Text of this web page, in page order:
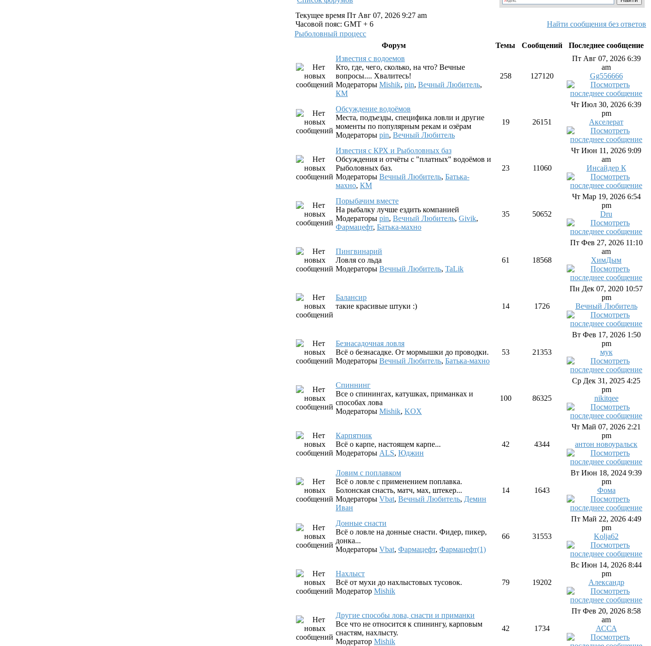
Текущее время Пт Авг 07, 2026 9:27 am
Часовой пояс: GMT + 6
Найти сообщения без ответов
Рыболовный процесс
Форум
Темы Сообщений
Последнее сообщение
Известия с водоемов
Кто, где, чего, сколько, на что? Вечные
вопросы.... Хвалитесь!
Модераторы Mishik, pin, Вечный Любитель,
КМ
258 127120
Пт Авг 07, 2026 6:39
am
Gg556666
Обсуждение водоёмов
Места, подъезды, специфика ловли и другие
моменты по популярным рекам и озёрам
Модераторы pin, Вечный Любитель
19 26151
Чт Июл 30, 2026 6:39
pm
Акселерат
Известия с КРХ и Рыболовных баз
Обсуждения и отчёты с "платных" водоёмов и
Рыболовных баз.
Модераторы Вечный Любитель, Батька-
махно, КМ
23 11060
Чт Июн 11, 2026 9:09
am
Инсайдер К
Порыбачим вместе
На рыбалку лучше ездить компанией
Модераторы pin, Вечный Любитель, Givik,
Фармацефт, Батька-махно
35 50652
Чт Мар 19, 2026 6:54
pm
Dru
Пингвинарий
Ловля со льда
Модераторы Вечный Любитель, TaLik
61 18568
Пт Фев 27, 2026 11:10
am
ХимДым
Балансир
такие красивые штуки :)
14 1726
Пн Дек 07, 2020 10:57
pm
Вечный Любитель
Безнасадочная ловля
Всё о безнасадке. От мормышки до проводки.
Модераторы Вечный Любитель, Батька-махно
53 21353
Вт Фев 17, 2026 1:50
pm
мук
Спиннинг
Все о спинингах, катушках, приманках и
способах лова
Модераторы Mishik, KOX
100 86325
Ср Дек 31, 2025 4:25
pm
nikitqee
Карпятник
Всё о карпе, настоящем карпе...
Модераторы ALS, Юджин
42 4344
Чт Май 07, 2026 2:21
pm
антон новоуральск
Ловим с поплавком
Всё о ловле с применением поплавка.
Болонская снасть, матч, мах, штекер...
Модераторы Vbat, Вечный Любитель, Демин
Иван
14 1643
Вт Июн 18, 2024 9:39
pm
Фома
Донные снасти
Всё о ловле на донные снасти. Фидер, пикер,
донка...
Модераторы Vbat, Фармацефт, Фармацефт(1)
66 31553
Пт Май 22, 2026 4:49
pm
Kolja62
Нахлыст
Всё от мухи до нахлыстовых тусовок.
Модератор Mishik
79 19202
Вс Июн 14, 2026 8:44
pm
Александр
Другие способы лова, снасти и приманки
Все что не относится к спинингу, карповым
снастям, нахлысту.
Модератор Mishik
42 1734
Пт Фев 20, 2026 8:58
am
АССА